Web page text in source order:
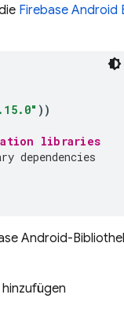
Firebase Android
))
libraries
dependencies
Android-
hinzufügen